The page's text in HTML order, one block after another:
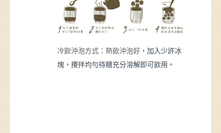
冷飲沖泡方式：熱飲沖泡好 ，加入少許冰
塊，攪拌均勻待糖充分溶解即可飲用。